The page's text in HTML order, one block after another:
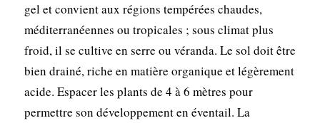
gel et convient aux régions tempérées chaudes,
méditerranéennes ou tropicales ; sous climat plus
froid, il se cultive en serre ou véranda. Le sol doit être
bien drainé, riche en matière organique et légèrement
acide. Espacer les plants de 4 à 6 mètres pour
permettre son développement en éventail. La